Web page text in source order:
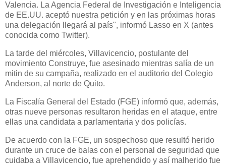
Valencia. La Agencia Federal de Investigación e Inteligencia
de EE.UU. aceptó nuestra petición y en las próximas horas
una delegación llegará al país", informó Lasso en X (antes
conocida como Twitter).
La tarde del miércoles, Villavicencio, postulante del
movimiento Construye, fue asesinado mientras salía de un
mitin de su campaña, realizado en el auditorio del Colegio
Anderson, al norte de Quito.
La Fiscalía General del Estado (FGE) informó que, además,
otras nueve personas resultaron heridas en el ataque, entre
ellas una candidata a parlamentaria y dos policías.
De acuerdo con la FGE, un sospechoso que resultó herido
durante un cruce de balas con el personal de seguridad que
cuidaba a Villavicencio, fue aprehendido y así malherido fue